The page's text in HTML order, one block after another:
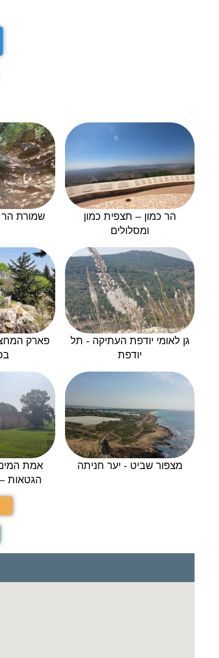
הר כמון – תצפית כמון
ומסלולים
שמורת הר
גן לאומי יודפת העתיקה - תל
יודפת
פארק
מצפור שביט - יער חניתה
אמת המים
הגטאות